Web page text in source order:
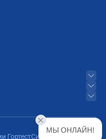
ГортестСибирь. Все права
МЫ ОНЛАЙН!